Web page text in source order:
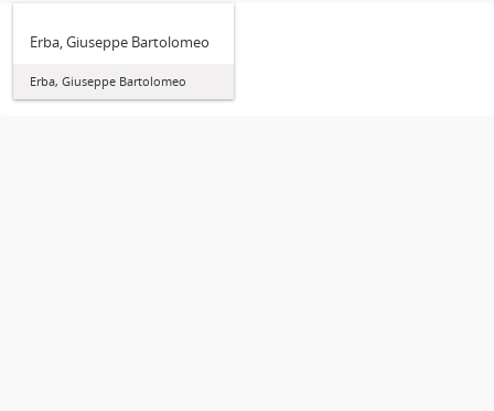
Erba, Giuseppe Bartolomeo
Erba, Giuseppe Bartolomeo